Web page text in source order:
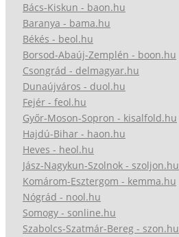
Bács-Kiskun - baon.hu
Baranya - bama.hu
Békés - beol.hu
Borsod-Abaúj-Zemplén - boon.hu
Csongrád - delmagyar.hu
Dunaújváros - duol.hu
Fejér - feol.hu
Győr-Moson-Sopron - kisalfold.hu
Hajdú-Bihar - haon.hu
Heves - heol.hu
Jász-Nagykun-Szolnok - szoljon.hu
Komárom-Esztergom - kemma.hu
Nógrád - nool.hu
Somogy - sonline.hu
Szabolcs-Szatmár-Bereg - szon.hu